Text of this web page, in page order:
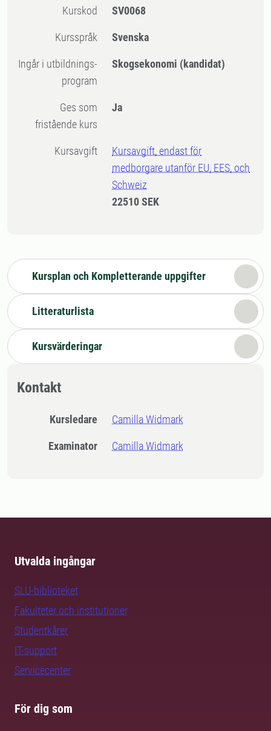
Kurskod SV0068
Kursspråk Svenska
Ingår i utbildnings-
program
Skogsekonomi (kandidat)
Ges som
fristående kurs
Ja
Kursavgift
Kursavgift, endast för
medborgare utanför EU, EES, och
Schweiz
22510 SEK
Kursplan och Kompletterande uppgifter
Litteraturlista
Kursvärderingar
Kontakt
Kursledare Camilla Widmark
Examinator Camilla Widmark
Utvalda ingångar
SLU-biblioteket
Fakulteter och institutioner
Studentkårer
IT-support
Servicecenter
För dig som